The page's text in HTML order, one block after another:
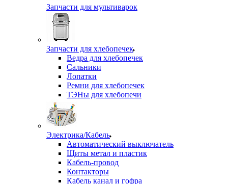
Запчасти для мультиварок
Запчасти для хлебопечек
Ведра для хлебопечек
Сальники
Лопатки
Ремни для хлебопечек
ТЭНы для хлебопечи
Электрика/Кабель
Автоматический выключатель
Щиты метал и пластик
Кабель-провод
Контакторы
Кабель канал и гофра